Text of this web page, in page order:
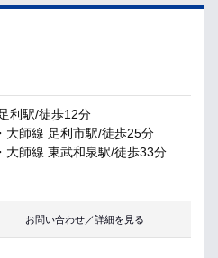
利駅/徒歩12分
大師線 足利市駅/徒歩25分
大師線 東武和泉駅/徒歩33分
お問い合わせ／詳細を見る